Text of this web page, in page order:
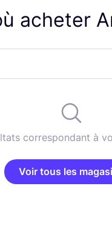
acheter
correspondant à
Voir tous les